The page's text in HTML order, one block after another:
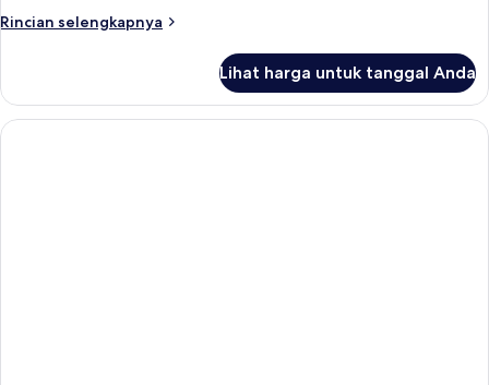
Ekonomi,
Rincian selengkapnya
Rincian
Kamar
Double
atau
Lihat harga untuk tanggal Anda